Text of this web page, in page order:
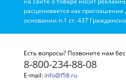
расценивается как приглашение
основании п.1 ст. 437
Есть вопросы? Позвоните нам
8-800-234-88-08
E-mail: info@f58.ru